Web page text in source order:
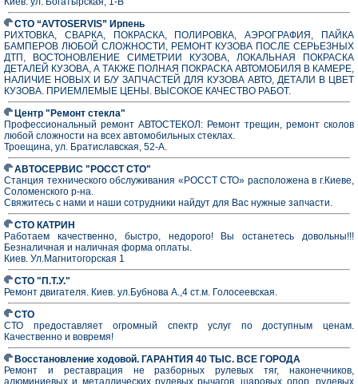
СТО “AVTOSERVIS” Ирпень
РИХТОВКА, СВАРКА, ПОКРАСКА, ПОЛИРОВКА, АЭРОГРАФИЯ, ПАЙКА
БАМПЕРОВ ЛЮБОЙ СЛОЖНОСТИ, РЕМОНТ КУЗОВА ПОСЛЕ СЕРЬЕЗНЫХ
ДТП, ВОСТОНОВЛЕНИЕ СИМЕТРИИ КУЗОВА, ЛОКАЛЬНАЯ ПОКРАСКА
ДЕТАЛЕЙ КУЗОВА, А ТАКЖЕ ПОЛНАЯ ПОКРАСКА АВТОМОБИЛЯ В КАМЕРЕ,
НАЛИЧИЕ НОВЫХ И Б/У ЗАПЧАСТЕЙ ДЛЯ КУЗОВА АВТО, ДЕТАЛИ В ЦВЕТ
КУЗОВА. ПРИЕМЛЕМЫЕ ЦЕНЫ. ВЫСОКОЕ КАЧЕСТВО РАБОТ.
Центр "Ремонт стекла"
Профессиональный ремонт АВТОСТЕКОЛ: Ремонт трещин, ремонт сколов
любой сложности на всех автомобильных стеклах.
Троещина, ул. Братиславская, 52-А.
АВТОСЕРВИС "РОССТ СТО"
Станция технического обслуживания «РОССТ СТО» расположена в г.Киеве,
Соломенского р-на.
Свяжитесь с нами и наши сотрудники найдут для Вас нужные запчасти.
СТО КАТРИН
Работаем качественно, быстро, недорого! Вы останетесь довольны!!!
Безналичная и наличная форма оплаты.
Киев. Ул.Магнитогорская 1
СТО "П.Т.У."
Ремонт двигателя. Киев. ул.Бубнова А.,4 ст.м. Голосеевская.
СТО
СТО предоставляет огромный спектр услуг по доступным ценам.
Качественно и вовремя!
Восстановление ходовой. ГАРАНТИЯ 40 ТЫС. ВСЕ ГОРОДА
Ремонт и реставрация не разборных рулевых тяг, наконечников,
алюминиевых и металлических рулевых рычагов, шаровых опор, рулевых